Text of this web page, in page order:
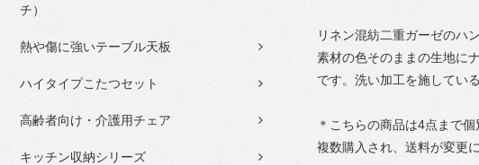
チ）
熱や傷に強いテーブル天板
ハイタイプこたつセット
高齢者向け・介護用チェア
キッチン収納シリーズ
リネン混紡二重ガーゼのハ
素材の色そのままの生地に
です。洗い加工を施してい
＊こちらの商品は4点まで
複数購入され、送料が変更